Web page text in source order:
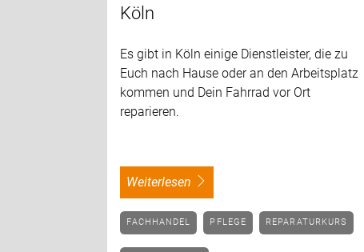
Köln
Es gibt in Köln einige Dienstleister, die zu
Euch nach Hause oder an den Arbeitsplatz
kommen und Dein Fahrrad vor Ort
reparieren.
weiterlesen
FACHHANDEL PFLEGE REPARATURKURS